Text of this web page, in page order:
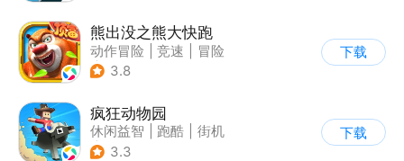
熊出没之熊大快跑
动作冒险 竞速
冒险
| 熊出没
3.8
下载
疯狂动物园
休闲益智 跑酷
街机
| 像素风
3.3
下载